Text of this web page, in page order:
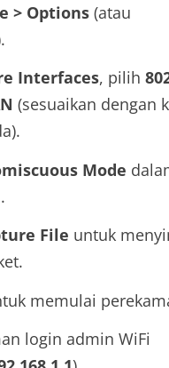
> Options (atau
Interfaces, pilih
(sesuaikan dengan
Mode
.
File untuk
memulai
login admin WiFi